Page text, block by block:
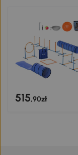
515,90zł